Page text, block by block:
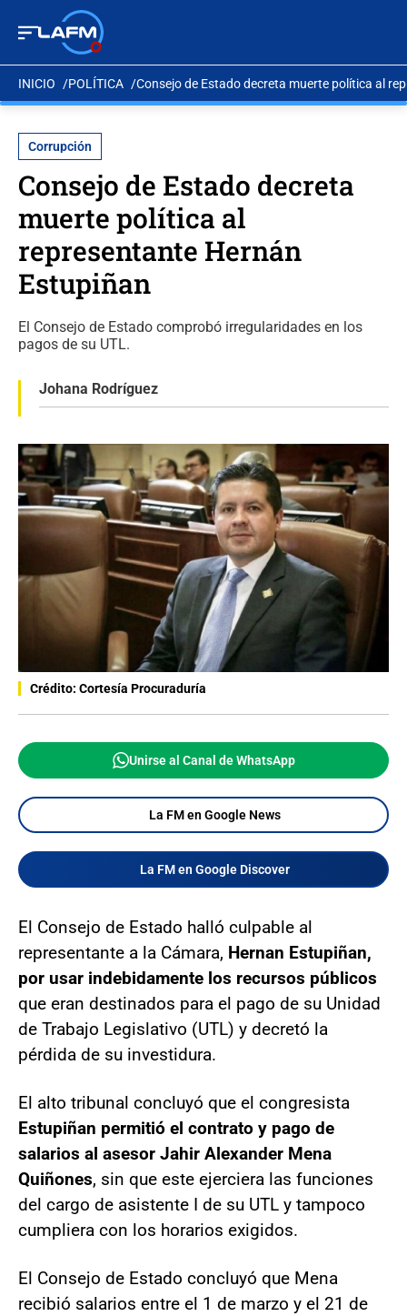
INICIO POLÍTICA Consejo de Estado decreta muerte política al
Corrupción
Consejo de Estado decreta
muerte política al
representante Hernán
Estupiñan
El Consejo de Estado comprobó irregularidades en los
pagos de su UTL.
Johana Rodríguez
Crédito: Cortesía Procuraduría
Unirse al Canal de WhatsApp
La FM en Google News
La FM en Google Discover
El Consejo de Estado halló culpable al
representante a la Cámara, Hernan Estupiñan,
por usar indebidamente los recursos públicos
que eran destinados para el pago de su Unidad
de Trabajo Legislativo (UTL) y decretó la
pérdida de su investidura.
El alto tribunal concluyó que el congresista
Estupiñan permitió el contrato y pago de
salarios al asesor Jahir Alexander Mena
Quiñones, sin que este ejerciera las funciones
del cargo de asistente I de su UTL y tampoco
cumpliera con los horarios exigidos.
El Consejo de Estado concluyó que Mena
recibió salarios entre el 1 de marzo y el 21 de